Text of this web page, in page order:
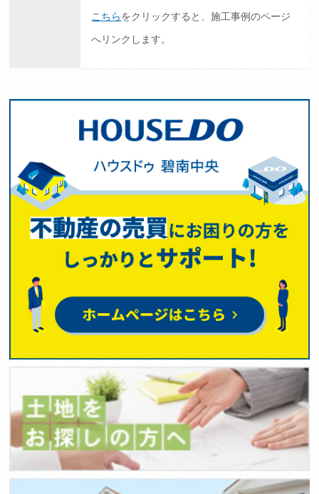
こちらをクリックすると、施工事例のページ
へリンクします。